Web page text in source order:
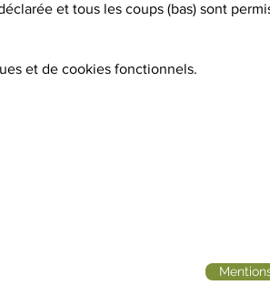
et tous les coups (bas) sont
et de cookies fonctionnels.